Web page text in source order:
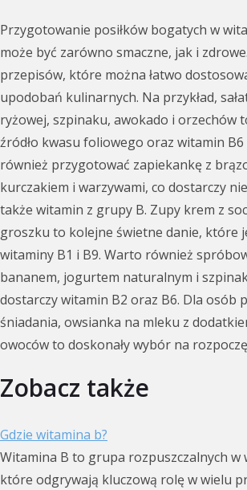
Przygotowanie posiłków bogatych w
może być zarówno smaczne, jak i
przepisów, które można łatwo
upodobań kulinarnych. Na przykład,
ryżowej, szpinaku, awokado i orzechów
źródło kwasu foliowego oraz witamin B6
również przygotować zapiekankę z
kurczakiem i warzywami, co dostarczy
także witamin z grupy B. Zupy krem z
groszku to kolejne świetne danie, które
witaminy B1 i B9. Warto również
bananem, jogurtem naturalnym i
dostarczy witamin B2 oraz B6. Dla osób
śniadania, owsianka na mleku z
owoców to doskonały wybór na
Zobacz także
Gdzie witamina b?
Witamina B to grupa rozpuszczalnych w
które odgrywają kluczową rolę w wielu